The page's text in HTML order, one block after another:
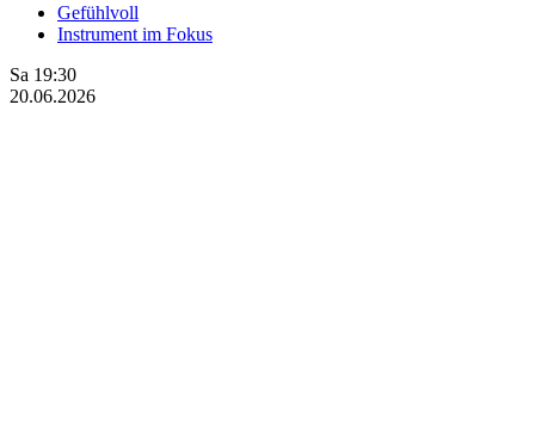
Gefühlvoll
Instrument im Fokus
Sa 19:30
20.06.2026